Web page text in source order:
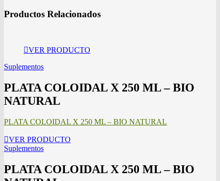
Productos Relacionados
VER PRODUCTO
Suplementos
PLATA COLOIDAL X 250 ML – BIO
NATURAL
PLATA COLOIDAL X 250 ML – BIO NATURAL
VER PRODUCTO
Suplementos
PLATA COLOIDAL X 250 ML – BIO